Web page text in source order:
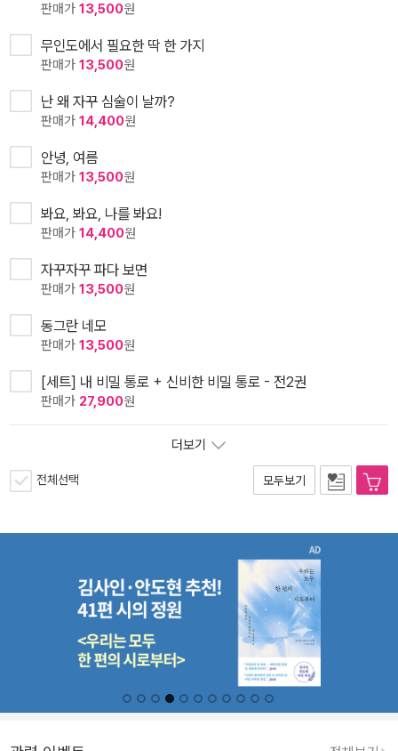
판매가 13,500원
무인도에서 필요한 딱 한 가지
판매가 13,500원
난 왜 자꾸 심술이 날까?
판매가 14,400원
안녕, 여름
판매가 13,500원
봐요, 봐요, 나를 봐요!
판매가 14,400원
자꾸자꾸 파다 보면
판매가 13,500원
동그란 네모
판매가 13,500원
[세트] 내 비밀 통로 + 신비한 비밀 통로 - 전2권
판매가 27,900원
더보기
전체선택 모두보기